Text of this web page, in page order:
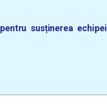
susținerea echipei